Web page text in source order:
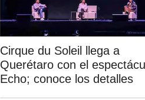
Cirque du Soleil llega a
Querétaro con el
Echo; conoce los detalles